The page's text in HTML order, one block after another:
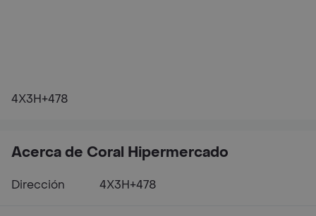
4X3H+478
Acerca de Coral Hipermercado
Dirección 4X3H+478